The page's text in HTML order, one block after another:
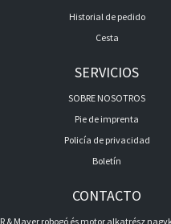
Historial de pedido
Cesta
SERVICIOS
SOBRE NOSOTROS
Pie de imprenta
Policía de privacidad
Boletín
CONTACTO
R & Mayer robogó és motor alkatrész